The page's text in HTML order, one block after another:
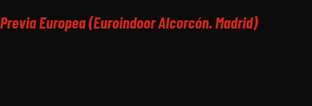
Previa Europea (Euroindoor Alcorcón. Madrid)